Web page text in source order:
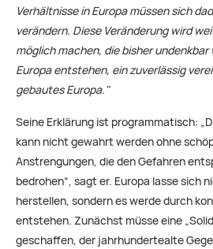
Verhältnisse in Europa müssen sich
verändern. Diese Veränderung wird
möglich machen, die bisher undenkbar
Europa entstehen, ein zuverlässig
gebautes Europa."
Seine Erklärung ist programmatisch:
kann nicht gewahrt werden ohne
Anstrengungen, die den Gefahren
bedrohen“, sagt er. Europa lasse sich
herstellen, sondern es werde durch
entstehen. Zunächst müsse eine
geschaffen, der jahrhundertealte